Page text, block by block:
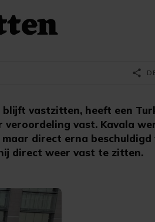
blijft vastzitten, heeft een
vast. Kavala
direct erna beschuldigd
direct weer vast te zitten.
share